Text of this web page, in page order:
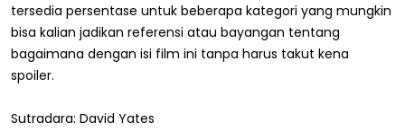
tersedia persentase untuk beberapa kategori yang mungkin
bisa kalian jadikan referensi atau bayangan tentang
bagaimana dengan isi film ini tanpa harus takut kena
spoiler.
Sutradara: David Yates